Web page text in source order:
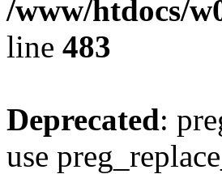
/www/htdocs/
line 483
Deprecated:
use